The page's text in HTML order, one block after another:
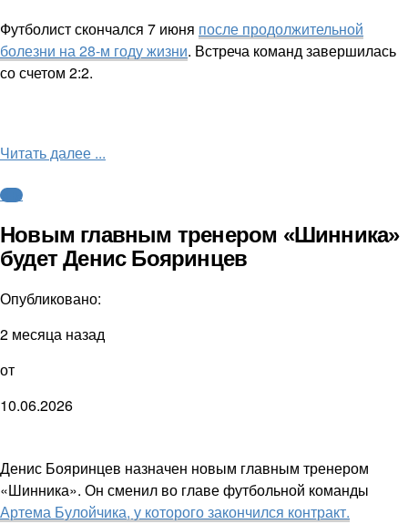
Футболист скончался 7 июня после продолжительной
болезни на 28-м году жизни. Встреча команд завершилась
со счетом 2:2.
Читать далее ...
ФНЛ
Новым главным тренером «Шинника»
будет Денис Бояринцев
Опубликовано:
2 месяца назад
от
10.06.2026
Денис Бояринцев назначен новым главным тренером
«Шинника». Он сменил во главе футбольной команды
Артема Булойчика, у которого закончился контракт.